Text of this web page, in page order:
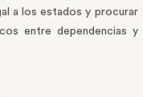
a los estados y procurar
entre dependencias y